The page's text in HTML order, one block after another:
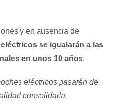
y en ausencia de
eléctricos se igualarán a las
en unos 10 años.
eléctricos pasarán de
consolidada.